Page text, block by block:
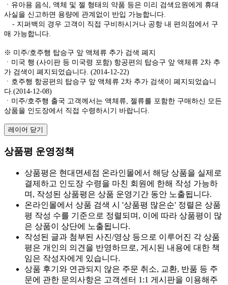
ㆍ유아용 음식, 액체 및 젤 형태의 약품 등은 미리 검색요원에게 휴대
사실을 신고하면 용량에 관계없이 반입 가능합니다.
- 지퍼백의 경우 고객이 직접 구비하시거나 공항 내 편의점에서 구
매 가능합니다.
※ 미주/호주행 탑승구 앞 액체류 추가 검색 폐지
ㆍ미국 행 (사이판 등 미국령 포함) 항공편의 탑승구 앞 액체류 2차 추
가 검색이 폐지되었습니다. (2014-12-22)
ㆍ호주행 항공편의 탑승구 앞 액체류 2차 추가 검색이 폐지되었습니
다.(2014-12-08)
ㆍ미주/호주행 출국 고객께서는 액체류, 젤류를 포함한 구매하신 모든
상품을 인도장에서 직접 수령하시기 바랍니다.
레이어 닫기
상품평 운영정책
상품평은 현대면세점 온라인몰에서 해당 상품을 실제로
결제하고 인도장 수령을 마친 회원에 한해 작성 가능하
며, 작성된 상품평은 상품 운영기간 동안 노출됩니다.
온라인몰에서 상품 검색 시 '상품평 많은순' 정렬은 상품
평 작성 수를 기준으로 정렬되며, 이에 따라 상품평이 많
은 상품이 상단에 노출됩니다.
작성된 글과 첨부된 사진/영상 등으로 이루어진 각 상품
평은 개인의 의견을 반영하므로, 게시된 내용에 대한 책
임은 작성자에게 있습니다.
상품 후기와 연관되지 않은 주문 취소, 교환, 반품 등 주
문에 관한 문의사항은 고객센터 1:1 게시판을 이용해주